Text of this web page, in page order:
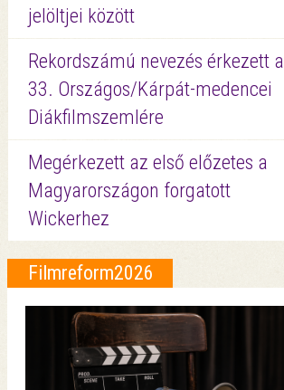
jelöltjei között
Rekordszámú nevezés érkezett a
33. Országos/Kárpát-medencei
Diákfilmszemlére
Megérkezett az első előzetes a
Magyarországon forgatott
Wickerhez
Filmreform2026